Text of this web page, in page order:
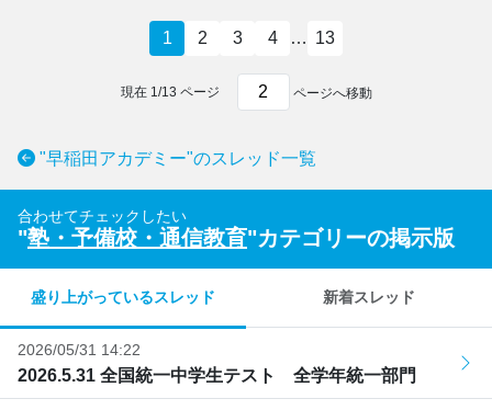
1 2 3 4 … 13
現在 1 /13 ページ ページへ移動
"早稲田アカデミー"のスレッド一覧
合わせてチェックしたい
"塾・予備校・通信教育"カテゴリーの掲示版
盛り上がっているスレッド 新着スレッド
2026/05/31 14:22
2026.5.31 全国統一中学生テスト 全学年統一部門